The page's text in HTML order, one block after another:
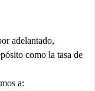
adelantado,
como la tasa de
a: